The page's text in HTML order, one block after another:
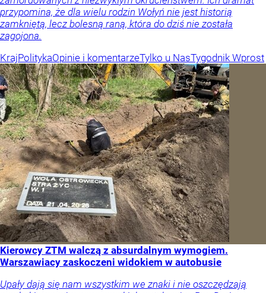
przypomina, że dla wielu rodzin Wołyń nie jest historią
zamkniętą, lecz bolesną raną, która do dziś nie została
zagojona.
KrajPolitykaOpinie i komentarzeTylko u NasTygodnik Wprost
Kierowcy ZTM walczą z absurdalnym wymogiem.
Warszawiacy zaskoczeni widokiem w autobusie
Upały dają się nam wszystkim we znaki i nie oszczędzają